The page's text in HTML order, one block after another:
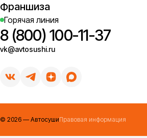
Франшиза
Горячая линия
8 (800) 100-11-37
vk@avtosushi.ru
© 2026 — АвтосушиПравовая информация